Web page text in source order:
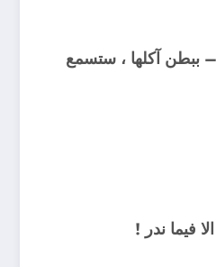
ببطن آكلها ، ستسمع
فيما ندر !